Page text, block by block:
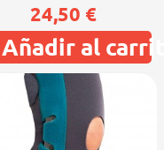
24,50 €
Añadir al